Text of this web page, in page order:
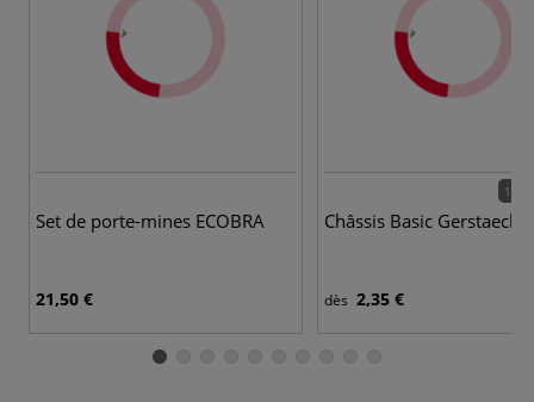
Set de porte-mines ECOBRA
21,50 €
164
Châssis Basic Gerstaecker
dès 2,35 €